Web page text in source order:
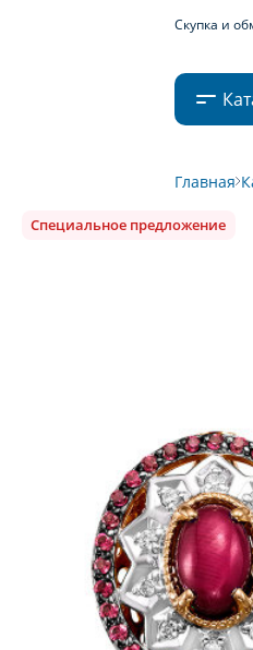
Скупка и
Главная
Специальное предложение